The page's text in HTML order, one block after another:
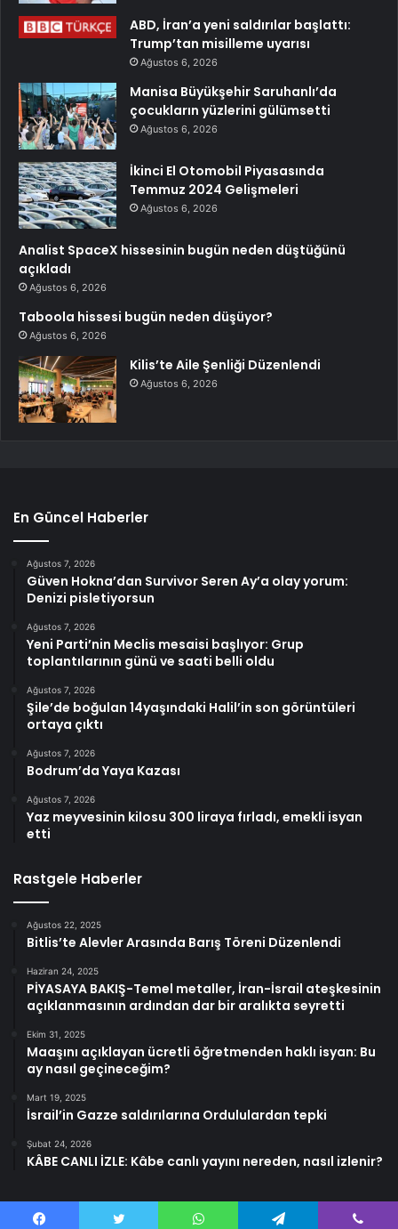
ABD, İran’a yeni saldırılar başlattı:
Trump’tan misilleme uyarısı
Ağustos 6, 2026
Manisa Büyükşehir Saruhanlı’da
çocukların yüzlerini gülümsetti
Ağustos 6, 2026
İkinci El Otomobil Piyasasında
Temmuz 2024 Gelişmeleri
Ağustos 6, 2026
Analist SpaceX hissesinin bugün neden düştüğünü
açıkladı
Ağustos 6, 2026
Taboola hissesi bugün neden düşüyor?
Ağustos 6, 2026
Kilis’te Aile Şenliği Düzenlendi
Ağustos 6, 2026
En Güncel Haberler
Ağustos 7, 2026
Güven Hokna’dan Survivor Seren Ay’a olay yorum:
Denizi pisletiyorsun
Ağustos 7, 2026
Yeni Parti’nin Meclis mesaisi başlıyor: Grup
toplantılarının günü ve saati belli oldu
Ağustos 7, 2026
Şile’de boğulan 14yaşındaki Halil’in son görüntüleri
ortaya çıktı
Ağustos 7, 2026
Bodrum’da Yaya Kazası
Ağustos 7, 2026
Yaz meyvesinin kilosu 300 liraya fırladı, emekli isyan
etti
Rastgele Haberler
Ağustos 22, 2025
Bitlis’te Alevler Arasında Barış Töreni Düzenlendi
Haziran 24, 2025
PİYASAYA BAKIŞ-Temel metaller, İran-İsrail ateşkesinin
açıklanmasının ardından dar bir aralıkta seyretti
Ekim 31, 2025
Maaşını açıklayan ücretli öğretmenden haklı isyan: Bu
ay nasıl geçineceğim?
Mart 19, 2025
İsrail’in Gazze saldırılarına Ordululardan tepki
Şubat 24, 2026
KÂBE CANLI İZLE: Kâbe canlı yayını nereden, nasıl izlenir?